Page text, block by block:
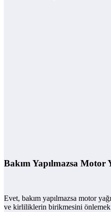
Bakım Yapılmazsa Motor
Evet, bakım yapılmazsa motor
ve kirliliklerin birikmesini